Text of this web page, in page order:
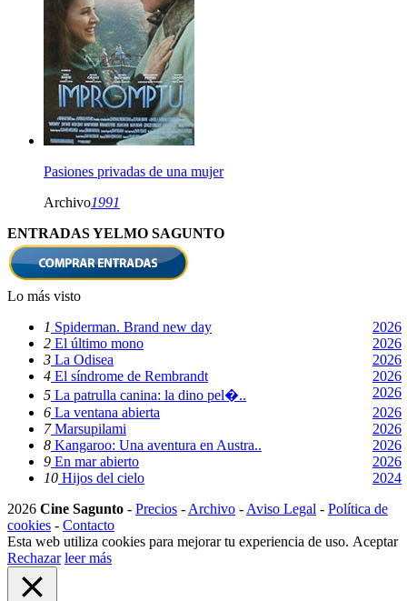
Pasiones privadas de una mujer
Archivo1991
ENTRADAS YELMO SAGUNTO
Lo más visto
1 Spiderman. Brand new day
2026
2 El último mono
2026
3 La Odisea
2026
4 El síndrome de Rembrandt
2026
5 La patrulla canina: la dino pel�..
2026
6 La ventana abierta
2026
7Marsupilami
2026
8 Kangaroo: Una aventura en Austra..
2026
9 En mar abierto
2026
10 Hijos del cielo
2024
2026 Cine Sagunto - Precios - Archivo - Aviso Legal - Política de
cookies - Contacto
Esta web utiliza cookies para mejorar tu experiencia de uso. Aceptar
Rechazar leer más